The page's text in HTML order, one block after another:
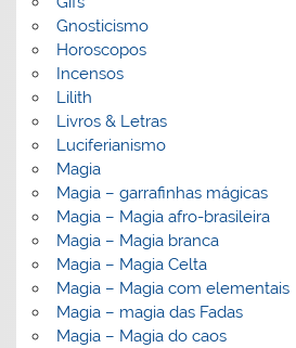
Gnosticismo
Horoscopos
Incensos
Lilith
Livros & Letras
Luciferianismo
Magia
Magia – garrafinhas mágicas
Magia – Magia afro-brasileira
Magia – Magia branca
Magia – Magia Celta
Magia – Magia com elementais
Magia – magia das Fadas
Magia – Magia do caos